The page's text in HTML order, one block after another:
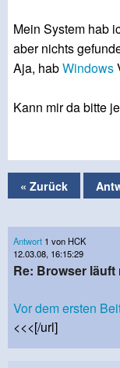
Mein System hab
aber nichts
Aja, habWindows
Kann mir da bitte
« Zurück
Antwort 1 von HCK
12.03.08, 16:15:29
Re: Browser läuft
Vor dem ersten
<<<[/url]